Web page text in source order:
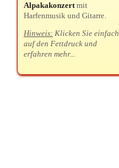
Alpakakonzert mit
Harfenmusik und Gitarre.
Hinweis: Klicken Sie einfach
auf den Fettdruck und
erfahren mehr...